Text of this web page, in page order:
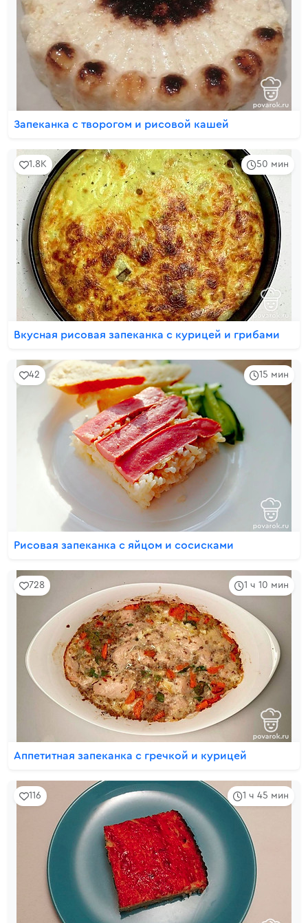
Запеканка с творогом и рисовой кашей
50 мин
1.8K
Вкусная рисовая запеканка с курицей и грибами
15 мин
42
Рисовая запеканка с яйцом и сосисками
1 ч 10 мин
728
Аппетитная запеканка с гречкой и курицей
1 ч 45 мин
116